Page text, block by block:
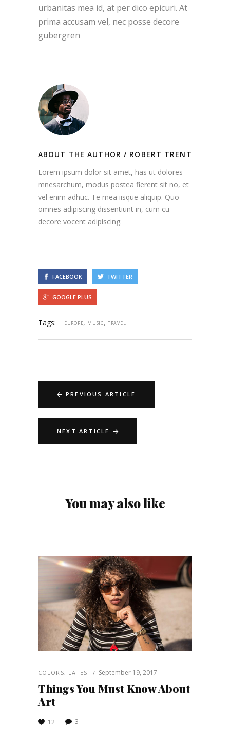
urbanitas mea id, at per dico epicuri. At
prima accusam vel, nec posse decore
gubergren
ABOUT THE AUTHOR / ROBERT TRENT
Lorem ipsum dolor sit amet, has ut dolores
mnesarchum, modus postea fierent sit no, et
vel enim adhuc. Te mea iisque aliquip. Quo
omnes adipiscing dissentiunt in, cum cu
decore vocent adipiscing.
FACEBOOK TWITTER
GOOGLE PLUS
Tags: EUROPE, MUSIC, TRAVEL
PREVIOUS ARTICLE
NEXT ARTICLE
You may also like
COLORS, LATEST September 19, 2017
Things You Must Know About
Art
12 3